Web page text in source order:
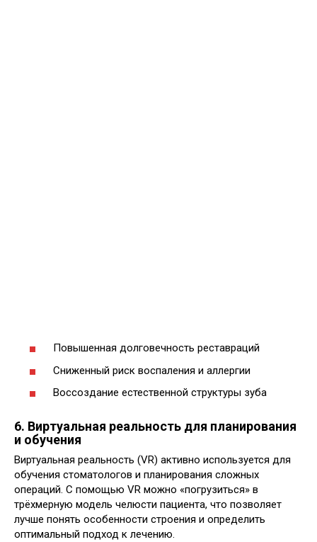
Повышенная долговечность реставраций
Сниженный риск воспаления и аллергии
Воссоздание естественной структуры зуба
6. Виртуальная реальность для планирования
и обучения
Виртуальная реальность (VR) активно используется для
обучения стоматологов и планирования сложных
операций. С помощью VR можно «погрузиться» в
трёхмерную модель челюсти пациента, что позволяет
лучше понять особенности строения и определить
оптимальный подход к лечению.